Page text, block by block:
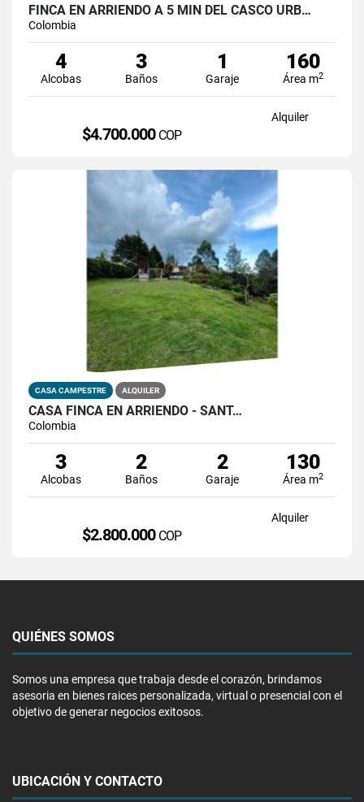
FINCA EN ARRIENDO A 5 MIN DEL CASCO URB…
Colombia
4
Alcobas
3
Baños
1
Garaje
160
Área m2
Alquiler
$4.700.000 COP
CASA CAMPESTRE ALQUILER
CASA FINCA EN ARRIENDO - SANT…
Colombia
3
Alcobas
2
Baños
2
Garaje
130
Área m2
Alquiler
$2.800.000 COP
QUIÉNES SOMOS
Somos una empresa que trabaja desde el corazón, brindamos
asesoria en bienes raices personalizada, virtual o presencial con el
objetivo de generar negocios exitosos.
UBICACIÓN Y CONTACTO